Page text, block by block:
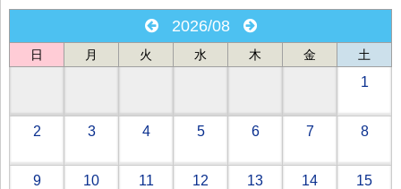
2026/08
日 月 火 水 木 金 土
1
2 3 4 5 6 7 8
9 10 11 12 13 14 15